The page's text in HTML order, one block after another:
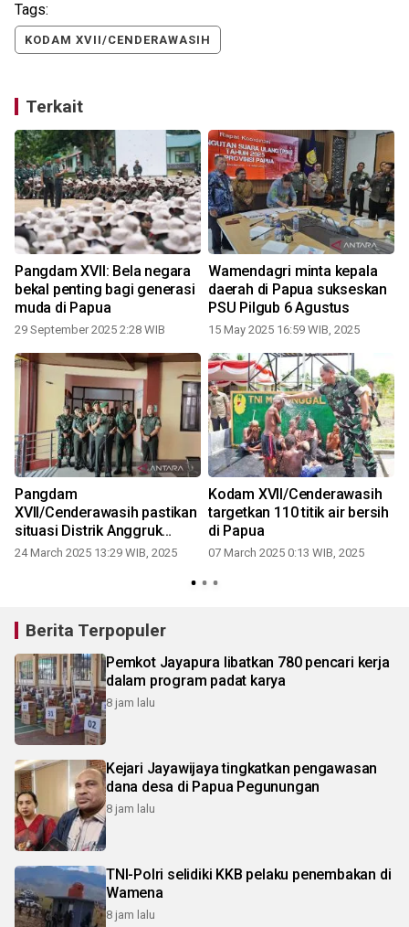
Tags:
KODAM XVII/CENDERAWASIH
Terkait
Pangdam XVII: Bela negara
bekal penting bagi generasi
muda di Papua
29 September 2025 2:28 WIB
Wamendagri minta kepala
daerah di Papua sukseskan
PSU Pilgub 6 Agustus
15 May 2025 16:59 WIB, 2025
Pangdam
XVII/Cenderawasih pastikan
situasi Distrik Anggruk
mulai relatif kondusif
24 March 2025 13:29 WIB, 2025
Kodam XVII/Cenderawasih
targetkan 110 titik air bersih
di Papua
07 March 2025 0:13 WIB, 2025
Berita Terpopuler
Pemkot Jayapura libatkan 780 pencari kerja
dalam program padat karya
8 jam lalu
Kejari Jayawijaya tingkatkan pengawasan
dana desa di Papua Pegunungan
8 jam lalu
TNI-Polri selidiki KKB pelaku penembakan di
Wamena
8 jam lalu